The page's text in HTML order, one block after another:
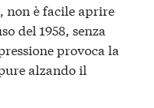
non è facile aprire
del 1958, senza
provoca la
alzando il